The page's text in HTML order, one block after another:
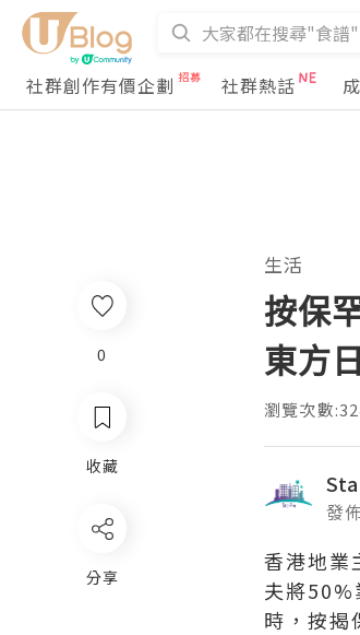
社群創作有價企劃 社群熱話
生活
按保
東方
瀏覽次數
發
香港地業
夫將50%
時，按揭
0
收藏
分享